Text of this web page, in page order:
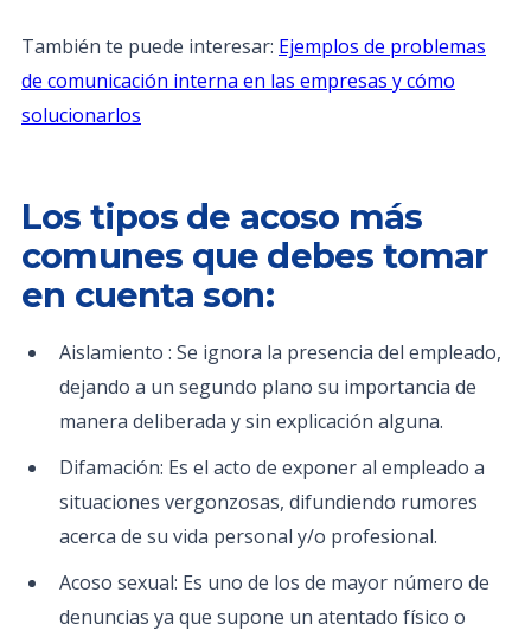
También te puede interesar: Ejemplos de problemas
de comunicación interna en las empresas y cómo
solucionarlos
Los tipos de acoso más
comunes que debes tomar
en cuenta son:
Aislamiento : Se ignora la presencia del empleado,
dejando a un segundo plano su importancia de
manera deliberada y sin explicación alguna.
Difamación: Es el acto de exponer al empleado a
situaciones vergonzosas, difundiendo rumores
acerca de su vida personal y/o profesional.
Acoso sexual: Es uno de los de mayor número de
denuncias ya que supone un atentado físico o